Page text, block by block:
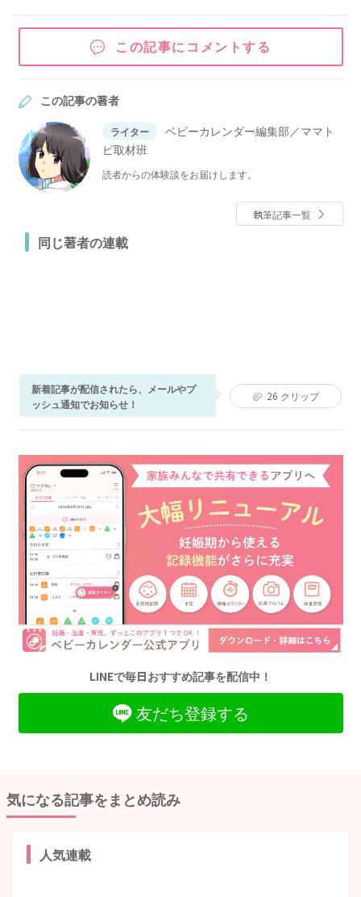
この記事にコメントする
この記事の著者
ライター
ベビーカレンダー編集部／ママト
ピ取材班
読者からの体験談をお届けします。
執筆記事一覧
同じ著者の連載
新着記事が配信されたら、メールやプ
ッシュ通知でお知らせ！
26 クリップ
LINEで毎日おすすめ記事を配信中！
友だち登録する
気になる記事をまとめ読み
人気連載